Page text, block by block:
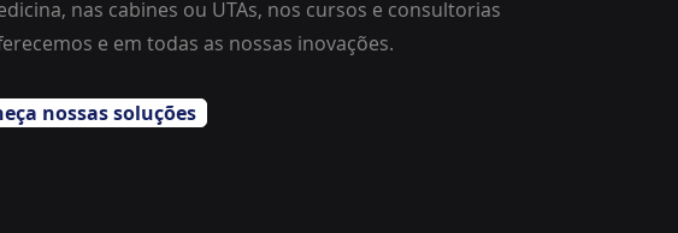
nas cabines ou UTAs, nos cursos e consultorias
e em todas as nossas inovações.
nossas soluções